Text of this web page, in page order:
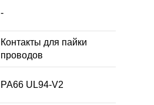
-
Контакты для пайки
проводов
PA66 UL94-V2